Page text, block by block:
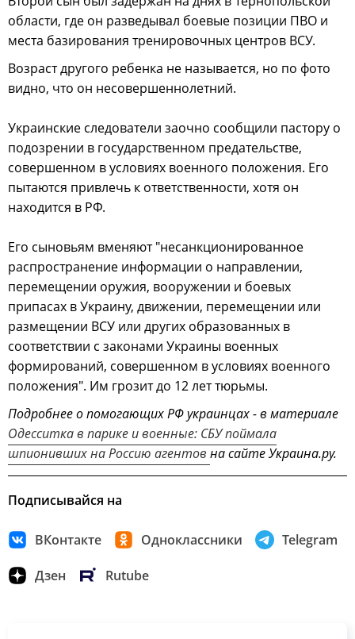
области, где он разведывал боевые позиции ПВО и
места базирования тренировочных центров ВСУ.
Возраст другого ребенка не называется, но по фото
видно, что он несовершеннолетний.
Украинские следователи заочно сообщили пастору о
подозрении в государственном предательстве,
совершенном в условиях военного положения. Его
пытаются привлечь к ответственности, хотя он
находится в РФ.
Его сыновьям вменяют "несанкционированное
распространение информации о направлении,
перемещении оружия, вооружении и боевых
припасах в Украину, движении, перемещении или
размещении ВСУ или других образованных в
соответствии с законами Украины военных
формирований, совершенном в условиях военного
положения". Им грозит до 12 лет тюрьмы.
Подробнее о помогающих РФ украинцах - в материале
Одесситка в парике и военные: СБУ поймала
шпионивших на Россию агентов на сайте Украина.ру.
Подписывайся на
ВКонтакте Одноклассники Telegram
Дзен Rutube